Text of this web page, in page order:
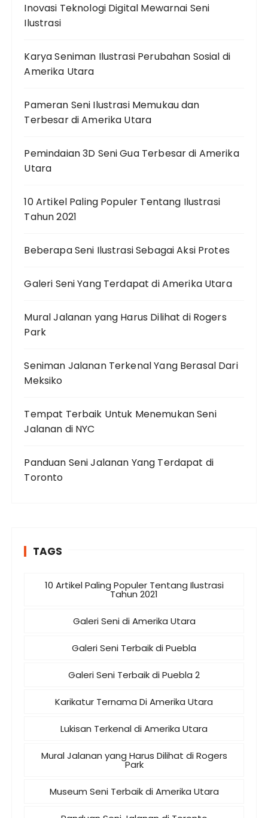
Inovasi Teknologi Digital Mewarnai Seni
Ilustrasi
Karya Seniman Ilustrasi Perubahan Sosial di
Amerika Utara
Pameran Seni Ilustrasi Memukau dan
Terbesar di Amerika Utara
Pemindaian 3D Seni Gua Terbesar di Amerika
Utara
10 Artikel Paling Populer Tentang Ilustrasi
Tahun 2021
Beberapa Seni Ilustrasi Sebagai Aksi Protes
Galeri Seni Yang Terdapat di Amerika Utara
Mural Jalanan yang Harus Dilihat di Rogers
Park
Seniman Jalanan Terkenal Yang Berasal Dari
Meksiko
Tempat Terbaik Untuk Menemukan Seni
Jalanan di NYC
Panduan Seni Jalanan Yang Terdapat di
Toronto
TAGS
10 Artikel Paling Populer Tentang Ilustrasi
Tahun 2021
Galeri Seni di Amerika Utara
Galeri Seni Terbaik di Puebla
Galeri Seni Terbaik di Puebla 2
Karikatur Ternama Di Amerika Utara
Lukisan Terkenal di Amerika Utara
Mural Jalanan yang Harus Dilihat di Rogers
Park
Museum Seni Terbaik di Amerika Utara